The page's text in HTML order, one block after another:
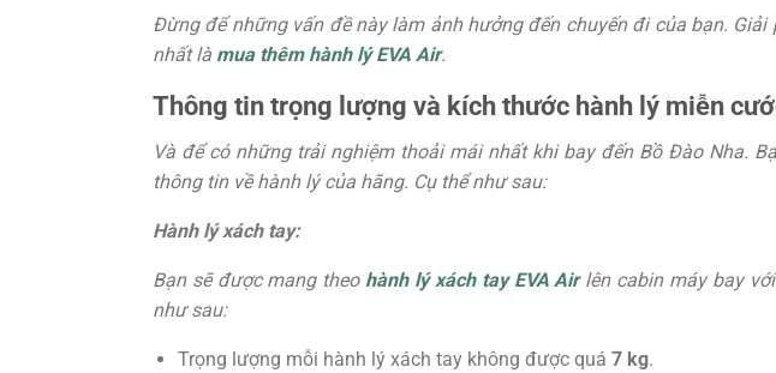
Đừng để những vấn đề này làm ảnh hưởng đến chuyến đi của bạn. Giải
nhất là mua thêm hành lý EVA Air.
Thông tin trọng lượng và kích thước hành lý miễn
Và để có những trải nghiệm thoải mái nhất khi bay đến Bồ Đào Nha.
thông tin về hành lý của hãng. Cụ thể như sau:
Hành lý xách tay:
Bạn sẽ được mang theo hành lý xách tay EVA Airlên cabin máy bay
như sau:
Trọng lượng mỗi hành lý xách tay không được quá 7 kg.